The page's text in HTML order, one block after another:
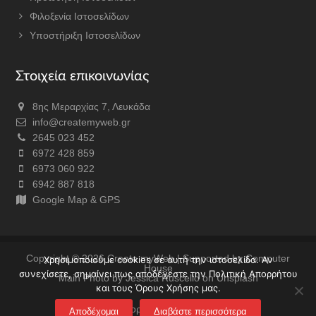
Φιλοξενία Ιστοσελίδων
Υποστήριξη Ιστοσελίδων
Στοιχεία επικοινωνίας
8ης Μεραρχίας 7, Λευκάδα
info@createmyweb.gr
2645 023 452
6972 428 859
6973 060 922
6942 887 818
Google Map & GPS
Copyright © 2026Create myWeb| Supported byComputer
House
Main Photo by Jessica Ruscello on Unsplash
Πολιτική Απορρήτου & Όροι χρήσης
Χρησιμοποιούμε cookies σε αυτή την ιστοσελίδα. Αν
συνεχίσετε, σημαίνει πως αποδέχεστε την Πολιτική Απορρήτου
και τους Όρους Χρήσης μας.
Αποδέχομαι Διαβάστε περισσότερα